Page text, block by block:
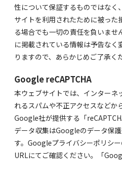
性について保証するものではなく
サイトを利用されたために被った
る場合でも一切の責任を負いませ
に掲載されている情報は予告なく
りますので、あらかじめご了承く
Google reCAPTCHA
本ウェブサイトでは、インターネ
れるスパムや不正アクセスなどか
Google社が提供する「
データ収集はGoogleのデータ保
す。Googleプライバシーポリシ
URLにてご確認ください。
「